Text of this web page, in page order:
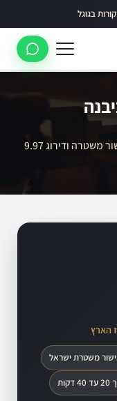
שירות מנעולן מקצועי, מהיר ואמין, עם אישור משטרה ודירוג 9.97
הארץ
משטרת ישראל